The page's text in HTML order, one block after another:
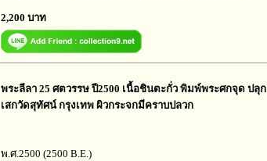
2,200 บาท
พระลีลา 25 ศตวรรษ ปี2500 เนื้อชินตะกั่ว พิมพ์พระศกจุด ปลุก
เสกวัดสุทัศน์ กรุงเทพ ผิวกระจกมีคราบปลวก
พ.ศ.2500 (2500 B.E.)